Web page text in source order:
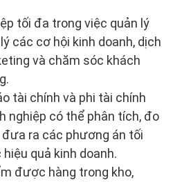
tối đa trong việc quản lý
các cơ hội kinh doanh, dịch
và chăm sóc khách
tài chính và phi tài chính
nghiệp có thể phân tích, đo
ra các phương án tối
quả kinh doanh.
được hàng trong kho,